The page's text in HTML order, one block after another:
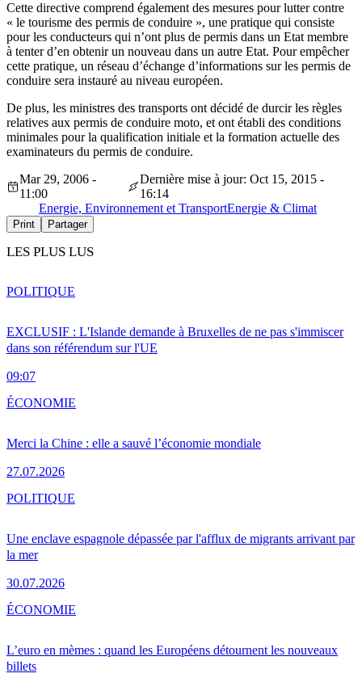
Cette directive comprend également des mesures pour lutter contre
« le tourisme des permis de conduire », une pratique qui consiste
pour les conducteurs qui n’ont plus de permis dans un Etat membre
à tenter d’en obtenir un nouveau dans un autre Etat. Pour empêcher
cette pratique, un réseau d’échange d’informations sur les permis de
conduire sera instauré au niveau européen.
De plus, les ministres des transports ont décidé de durcir les règles
relatives aux permis de conduire moto, et ont établi des conditions
minimales pour la qualification initiale et la formation actuelle des
examinateurs du permis de conduire.
Mar 29, 2006 -
11:00
Dernière mise à jour: Oct 15, 2015 -
16:14
Energie, Environnement et TransportEnergie & Climat
Print Partager
LES PLUS LUS
EXCLUSIF : L'Islande demande à Bruxelles de ne pas s'immiscer
dans son référendum sur l'UE
09:07
POLITIQUE
Merci la Chine : elle a sauvé l’économie mondiale
27.07.2026
ÉCONOMIE
Une enclave espagnole dépassée par l'afflux de migrants arrivant par
la mer
30.07.2026
POLITIQUE
L’euro en mèmes : quand les Européens détournent les nouveaux
billets
ÉCONOMIE